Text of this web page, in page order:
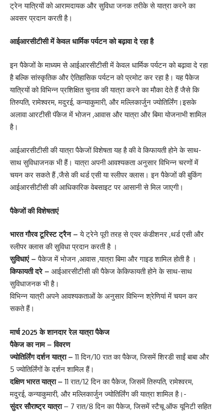
ट्रेन यात्रियों को आरामदायक और सुविधा जनक तरीके से यात्रा करने का
अवसर प्रदान करती है।
आईआरसीटीसी में केवल धार्मिक पर्यटन को बढ़ावा दे रहा है
इन पैकेजों के माध्यम से आईआरसीटीसी में केवल धार्मिक पर्यटन को बढ़ावा दे रहा
है बल्कि सांस्कृतिक और ऐतिहासिक पर्यटन को प्रमोट कर रहा है। यह पैकेज
यात्रियों को विभिन्न प्रशिक्षित चुनाव की यात्रा करने का मौका देते हैं जैसे कि
तिरुपति, रामेश्वरम, मदुरई, कन्याकुमारी, और मल्लिकार्जुन ज्योतिर्लिंग।इसके
अलावा आरटीसी पॅकेज में भोजन ,आवास और यात्रा और बिमा योजनाभी शामिल
है।
आईआरसीटीसी की यात्रा पैकेजों विशेषता यह है की वे किफायती होने के साथ-
साथ सुविधाजनक भी हैं। यात्रा अपनी आवश्यकता अनुसार विभिन्न चरणों में
चयन कर सकते हैं ,जैसे की थर्ड एसी या स्लीपर क्लास। इन पैकेजों की बुकिंग
आईआरसीटीसी की आधिकारिक वेबसाइट पर आसानी से मिल जाएगी।
पैकेजों की विशेषताएं
भारत गौरव टूरिस्ट ट्रैन – ये ट्रेने पूरी तरह से एयर कंडीशनर ,थर्ड एसी और
स्लीपर क्लास की सुविधा प्रदान करती है ।
सुविधाएं – पैकेज में भोजन ,आवास ,यात्रा बिमा और गाइड शामिल होती है ।
किफायती दरे – आईआरसीटीसी की पैकेज केकिफायती होने के साथ-साथ
सुविधाजनक भी है।
विभिन्न यात्री अपने आवश्यकताओं के अनुसार विभिन्न श्रेणियां में चयन कर
सकते हैं।
मार्च 2025 के शानदार रेल यात्रा पैकेज
पैकेज का नाम – विवरण
ज्योतिर्लिंग दर्शन यात्रा – 11 दिन/10 रात का पैकेज, जिसमें शिरडी साईं बाबा और
5 ज्योतिर्लिंगों के दर्शन शामिल हैं।
दक्षिण भारत यात्रा – 11 रात/12 दिन का पैकेज, जिसमें तिरुपति, रामेश्वरम,
मदुरई, कन्याकुमारी, और मल्लिकार्जुन ज्योतिर्लिंग की यात्रा शामिल है।-
सुंदर सौराष्ट्र यात्रा– 7 रात/8 दिन का पैकेज, जिसमें स्टैचू ऑफ यूनिटी सहित